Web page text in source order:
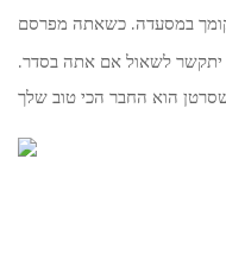
במסעדה. כשאתה מפרסם
יתקשר לשאול אם אתה בסדר.